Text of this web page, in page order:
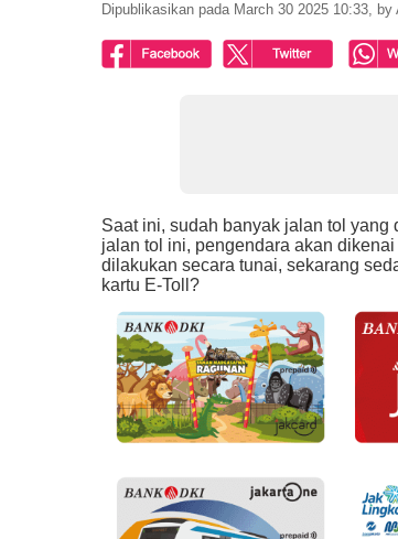
Dipublikasikan pada March 30 2025 10:33, by
Saat ini, sudah banyak jalan tol
jalan tol ini, pengendara akan
dilakukan secara tunai, sekarang
kartu E-Toll?